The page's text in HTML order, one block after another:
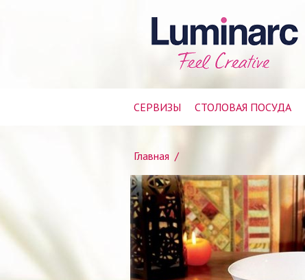
СЕРВИЗЫ СТОЛОВАЯ ПОСУДА
Главная /